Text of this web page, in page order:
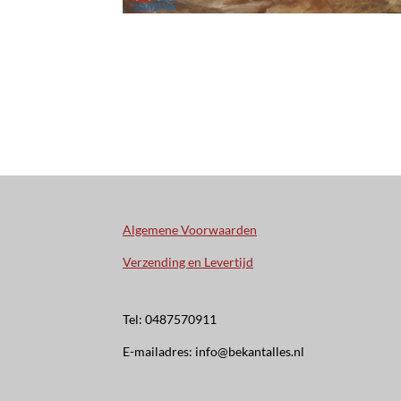
Algemene Voorwaarden
Verzending en Levertijd
Tel: 0487570911
E-mailadres: info@bekantalles.nl